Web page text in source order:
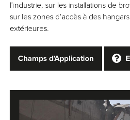
l’industrie, sur les installations de
sur les zones d’accès à des
extérieures.
Champs d’Application